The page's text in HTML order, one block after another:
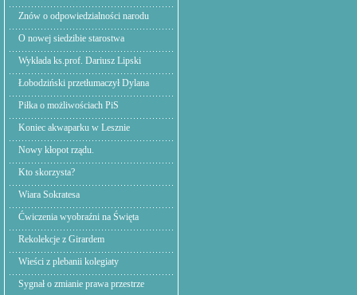
Znów o odpowiedzialności narodu
O nowej siedzibie starostwa
Wykłada ks.prof. Dariusz Lipski
Łobodziński przetłumaczył Dylana
Piłka o możliwościach PiS
Koniec akwaparku w Lesznie
Nowy kłopot rządu.
Kto skorzysta?
Wiara Sokratesa
Ćwiczenia wyobraźni na Święta
Rekolekcje z Girardem
Wieści z plebanii kolegiaty
Sygnał o zmianie prawa przestrze